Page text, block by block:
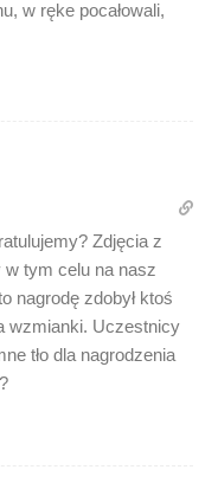
w ręke pocałowali,
Zdjęcia z
tym celu na nasz
nagrodę zdobył ktoś
wzmianki. Uczestnicy
tło dla nagrodzenia